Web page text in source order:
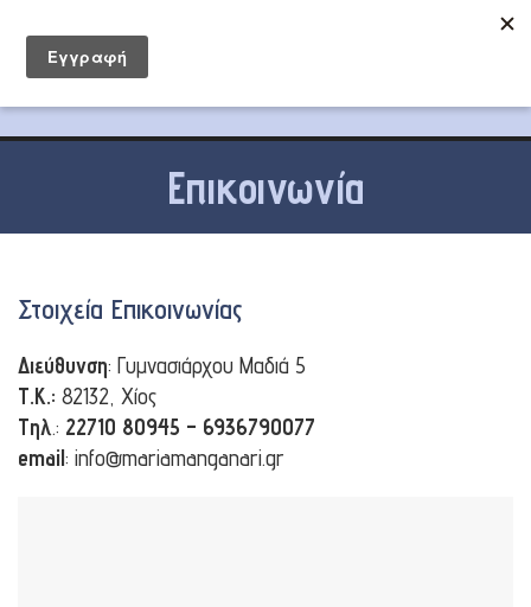
Επικοινωνία
Στοιχεία Επικοινωνίας
Διεύθυνση: Γυμνασιάρχου Μαδιά 5
Τ.Κ.: 82132, Χίος
Tηλ.: 22710 80945 – 6936790077
email: info@mariamanganari.gr